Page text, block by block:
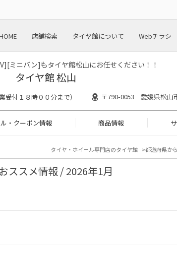
店舗検索 タイヤ館について Webチラシ
ミニバン]もタイヤ館松山にお任せください！！
タイヤ館 松山
付１８時００分まで） 〒790-0053 愛媛県松山
・クーポン情報 商品情報
タイヤ・ホイール専門店のタイヤ館 都道府県か
ススメ情報 / 2026年1月